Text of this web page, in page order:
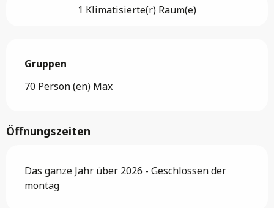
1 Klimatisierte(r) Raum(e)
Gruppen
Gruppen
70 Person (en) Max
Öffnungszeiten
Das ganze Jahr über 2026 - Geschlossen der
montag